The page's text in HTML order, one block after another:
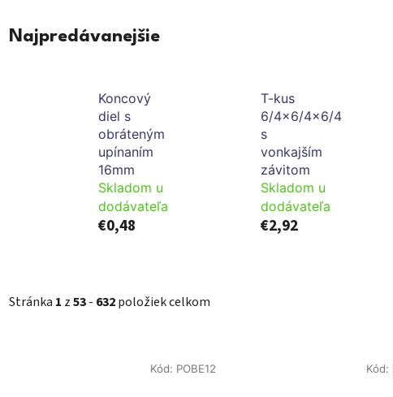
Najpredávanejšie
Koncový
diel s
obráteným
upínaním
16mm
Skladom u
dodávateľa
€0,48
T-kus
6/4x6/4x6/4
s
vonkajším
závitom
Skladom u
dodávateľa
€2,92
Stránka 1 z53- 632položiek celkom
Kód: POBE12 Kód: